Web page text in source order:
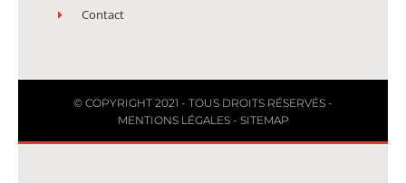
Contact
© COPYRIGHT 2021 - TOUS DROITS RÉSERVÉS -
MENTIONS LÉGALES- SITEMAP